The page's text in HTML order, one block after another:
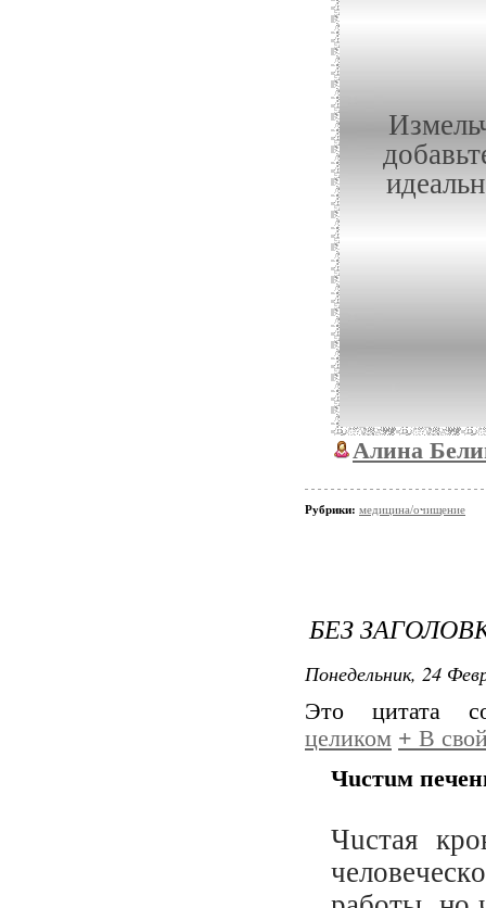
Алина
Рубрики: медицина/очищение
БЕЗ
Понедельник, 24
Это цитата
целиком + В
Чucтuм
Чucтaя